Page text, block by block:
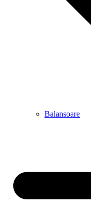
Balansoare